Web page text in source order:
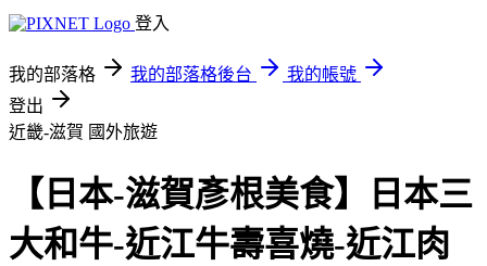
登入
我的部落格 我的部落格後台
我的帳號
登出
近畿-滋賀 國外旅遊
【日本-滋賀彥根美食】日本三
大和牛-近江牛壽喜燒-近江肉